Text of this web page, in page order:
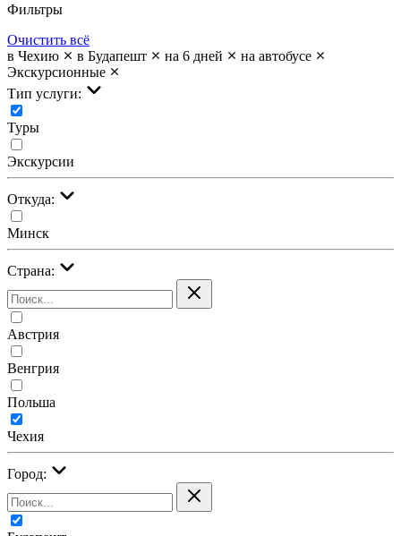
Фильтры
Очистить всё
в Чехию
в Будапешт на 6 дней
на автобусе
Экскурсионные
Тип услуги:
Туры
Экскурсии
Откуда:
Минск
Страна:
Австрия
Венгрия
Польша
Чехия
Город: